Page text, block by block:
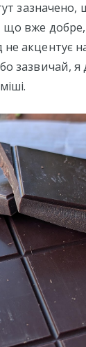
зазначено,
що вже
акцентує на
зазвичай,